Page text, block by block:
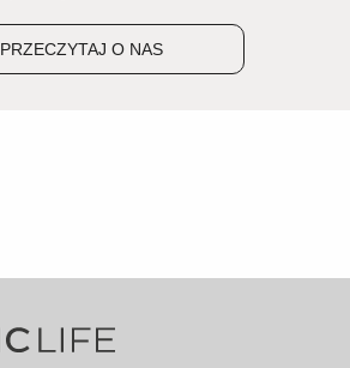
PRZECZYTAJ O NAS